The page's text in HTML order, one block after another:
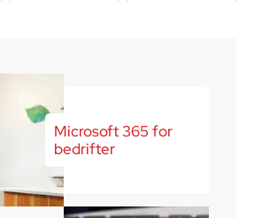
Microsoft 365 for
bedrifter